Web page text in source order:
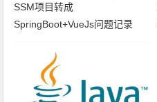
SSM项目转成
SpringBoot+VueJs问题记录